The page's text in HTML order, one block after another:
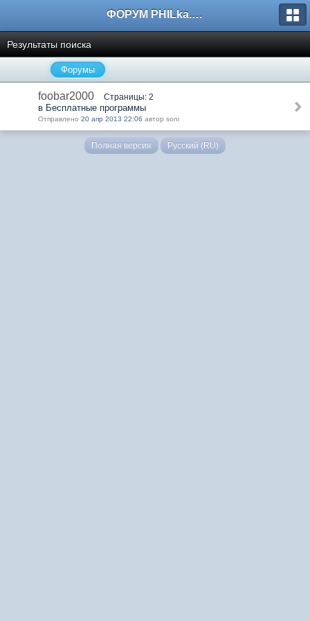
ФОРУМ PHILka.RU
Результаты поиска
Форумы
foobar2000 Страницы: 2
в Бесплатные программы
Отправлено 20 апр 2013 22:06 автор soni
Полная версия Русский (RU)